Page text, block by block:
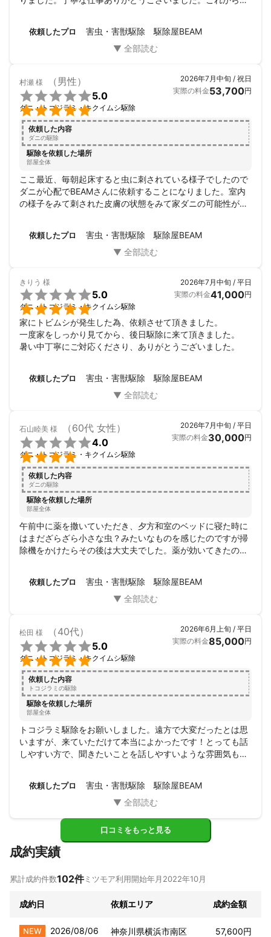
なります。
完全駆除までは14日弱で完全駆除に至りました。
はどうなのかなぁ？などお気軽にお問い合わせください。
┏━━━━━━━━━━━━━━━━┓
ホテル・ゲストハウス・民泊の場合
┗━━━━━━━━━━━━━━━━┛
弊社は宿泊施設でもトコジラミの駆除を承っております。
こちらも一例をあげますと
全16ベッド
事前に調査が必要と感じ事前調査を行いました、その結果半分以
上でトコジラミが発生してることが確認できました。
プランとしては2回作業を推奨いたしました、2回作業で240000
円となりました。
宿泊施設の場合長期的な保証が難しいのでその都度保証日数をご
相談いたします。
ここまでご覧頂きありがとございました、弊社はトコジラミを常
に研究しあらゆる情報を網羅しておりますのでトコジラミかなと
思ったらすぐにご連絡ください。
アピールポイント
私は数年前からトコジラミを駆除してきておりますが、その中で
も他社様に依頼したが駆除できず高額な請求のみが残り残念な思
いをされてるお客様が多くいることにすごく憤りを感じておりま
す。
弊社はそんなことが無いように間取りで一律価格を設定してお
り、2回目作業終了から保証も設けております。
何より確実に駆除できる技術、知識を備えております。
なのでどこの業者よりも知識も豊富ですのでいかなる質問にもお
答えいたします。
ご依頼を検討しておられる方は安心して質問からでもしてきてく
文字通り確実に駆除いたします。
分割なども対応しております！
学生さんでもしっかり駆除させていただきます。
依頼したプロ 害虫・害獣駆除 駆除屋BEAM
村瀬 様 （男性）


5.0
ダニ・トコジラミ・キクイムシ駆除
2026年7月中旬 / 祝日
実際の料金53,700円
依頼した内容
ダニの駆除
駆除を依頼した場所
部屋全体
ここ最近、毎朝起床すると虫に刺されている様子でしたので
ダニが心配でBEAMさんに依頼することになりました。室内
の様子をみて刺された皮膚の状態をみて家ダニの可能性が高
いてくれました。普通の駆除業者さんは殺虫剤をまいて終わ
るところが多いなか、BEAMさんは自らの経験から原因をみ
す。今夜は安心して眠れそうです。ありがとうございまし
た。
依頼したプロ 害虫・害獣駆除 駆除屋BEAM
きりう 様


5.0
ダニ・トコジラミ・キクイムシ駆除
2026年7月中旬 / 平日
実際の料金41,000円
家にトビムシが発生した為、依頼させて頂きました。
一度家をしっかり見てから、後日駆除に来て頂きました。
暑い中丁寧にご対応くださり、ありがとうございました。
依頼したプロ 害虫・害獣駆除 駆除屋BEAM
石山睦美 様 （60代 女性）


4.0
ダニ・トコジラミ・キクイムシ駆除
2026年7月中旬 / 平日
実際の料金30,000円
依頼した内容
ダニの駆除
駆除を依頼した場所
部屋全体
午前中に薬を撒いていただき、夕方和室のベッドに寝た時に
はまだざらざら小さな虫？みたいなものを感じたのですが掃
除機をかけたらその後は大丈夫でした。薬が効いてきたのか
依頼したプロ 害虫・害獣駆除 駆除屋BEAM
松田 様 （40代）


5.0
ダニ・トコジラミ・キクイムシ駆除
2026年6月上旬 / 平日
実際の料金85,000円
依頼した内容
トコジラミの駆除
駆除を依頼した場所
部屋全体
トコジラミ駆除をお願いしました。遠方で大変だったとは思
いますが、来ていただけて本当によかったです！とっても話
しやすい方で、聞きたいことを話しやすいような雰囲気も作
ランも、うちに一番合うものを提案してくださり、その点も
信頼できました。色々不安でいっぱいでしたが、今は家族み
す！ありがとうございました！
依頼したプロ 害虫・害獣駆除 駆除屋BEAM
口コミをもっと見る
成約実績
累計成約件数102件ミツモア利用開始年月 2022年10月
成約日 依頼エリア 成約金額
NEW 2026/08/06 神奈川県横浜市南区 57,600円